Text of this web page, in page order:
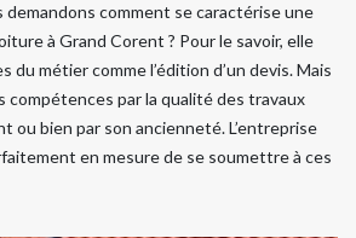
demandons comment se caractérise une
à Grand Corent ? Pour le savoir, elle
métier comme l’édition d’un devis. Mais
compétences par la qualité des travaux
ou bien par son ancienneté. L’entreprise
en mesure de se soumettre à ces